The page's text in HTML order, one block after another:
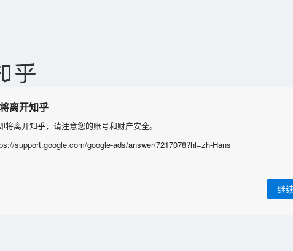
离开知乎
将离开知乎，请注意您的账号和财产安全。
support.google.com/google-ads/answer/7217078?hl=zh-Hans
继